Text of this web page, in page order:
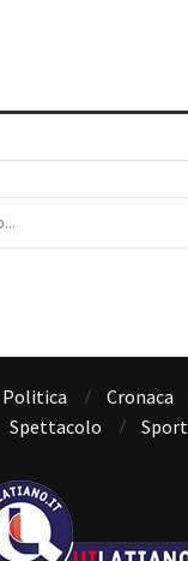
Politica Cronaca
Spettacolo
Sport